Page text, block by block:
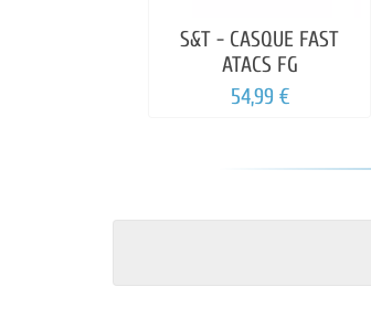
S&T - CASQUE FAST
ATACS FG
54,99 €